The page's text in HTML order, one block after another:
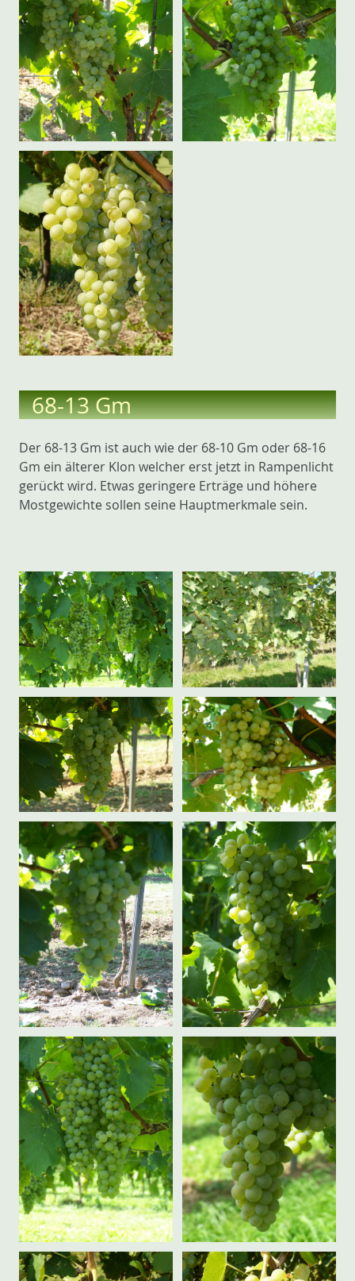
68-13 Gm
Der 68-13 Gm ist auch wie der 68-10 Gm oder 68-16
Gm ein älterer Klon welcher erst jetzt in Rampenlicht
gerückt wird. Etwas geringere Erträge und höhere
Mostgewichte sollen seine Hauptmerkmale sein.